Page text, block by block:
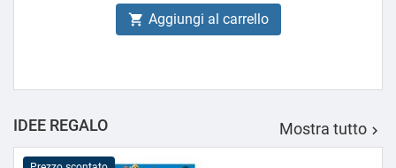
 Aggiungi al carrello
IDEE REGALO Mostra tutto 